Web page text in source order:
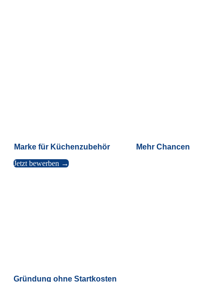
Marke für Küchenzubehör
Mehr Chancen
Jetzt bewerben →
Gründung ohne Startkosten